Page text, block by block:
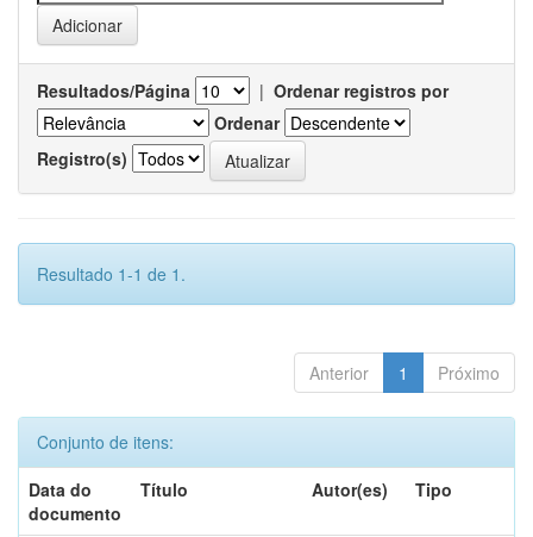
Resultados/Página | Ordenar registros por
Ordenar
Registro(s)
Resultado 1-1 de 1.
Anterior 1 Próximo
Conjunto de itens:
Data do
documento
Título Autor(es) Tipo